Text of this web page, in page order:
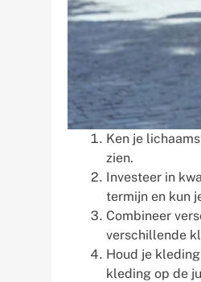
Ken je
zien.
Investeer in
termijn en kun
Combineer
verschillende
Houd je
kleding op de